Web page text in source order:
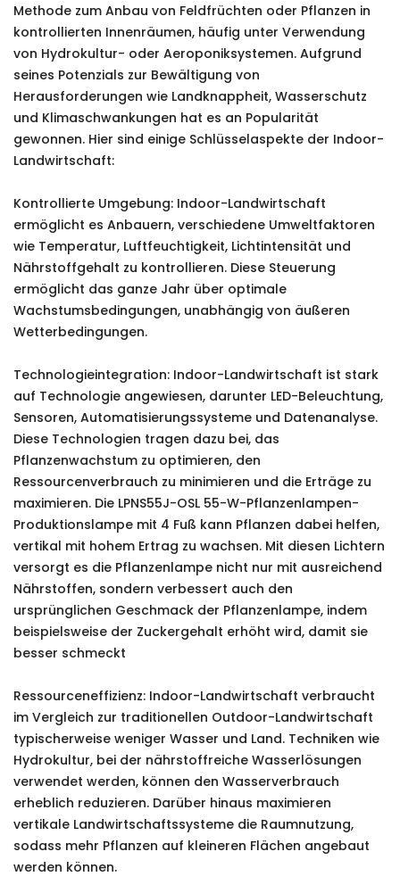
Methode zum Anbau von Feldfrüchten oder Pflanzen in
kontrollierten Innenräumen, häufig unter Verwendung
von Hydrokultur- oder Aeroponiksystemen. Aufgrund
seines Potenzials zur Bewältigung von
Herausforderungen wie Landknappheit, Wasserschutz
und Klimaschwankungen hat es an Popularität
gewonnen. Hier sind einige Schlüsselaspekte der Indoor-
Landwirtschaft:
Kontrollierte Umgebung: Indoor-Landwirtschaft
ermöglicht es Anbauern, verschiedene Umweltfaktoren
wie Temperatur, Luftfeuchtigkeit, Lichtintensität und
Nährstoffgehalt zu kontrollieren. Diese Steuerung
ermöglicht das ganze Jahr über optimale
Wachstumsbedingungen, unabhängig von äußeren
Wetterbedingungen.
Technologieintegration: Indoor-Landwirtschaft ist stark
auf Technologie angewiesen, darunter LED-Beleuchtung,
Sensoren, Automatisierungssysteme und Datenanalyse.
Diese Technologien tragen dazu bei, das
Pflanzenwachstum zu optimieren, den
Ressourcenverbrauch zu minimieren und die Erträge zu
maximieren. Die LPNS55J-OSL 55-W-Pflanzenlampen-
Produktionslampe mit 4 Fuß kann Pflanzen dabei helfen,
vertikal mit hohem Ertrag zu wachsen. Mit diesen Lichtern
versorgt es die Pflanzenlampe nicht nur mit ausreichend
Nährstoffen, sondern verbessert auch den
ursprünglichen Geschmack der Pflanzenlampe, indem
beispielsweise der Zuckergehalt erhöht wird, damit sie
besser schmeckt
Ressourceneffizienz: Indoor-Landwirtschaft verbraucht
im Vergleich zur traditionellen Outdoor-Landwirtschaft
typischerweise weniger Wasser und Land. Techniken wie
Hydrokultur, bei der nährstoffreiche Wasserlösungen
verwendet werden, können den Wasserverbrauch
erheblich reduzieren. Darüber hinaus maximieren
vertikale Landwirtschaftssysteme die Raumnutzung,
sodass mehr Pflanzen auf kleineren Flächen angebaut
werden können.